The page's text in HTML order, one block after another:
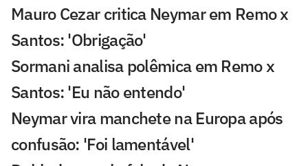
Mauro Cezar critica Neymar em Remo x
Santos: 'Obrigação'
Sormani analisa polêmica em Remo x
Santos: 'Eu não entendo'
Neymar vira manchete na Europa após
confusão: 'Foi lamentável'